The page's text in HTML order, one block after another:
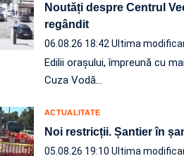
Noutăți despre Centrul
regândit
06.08.26 18:42 Ultima
Edilii orașului, împreună cu
Cuza Vodă…
ACTUALITATE
Noi restricții. Șantier în
05.08.26 19:10 Ultima